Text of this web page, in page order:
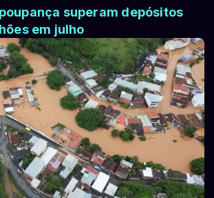
superam depósitos
em julho